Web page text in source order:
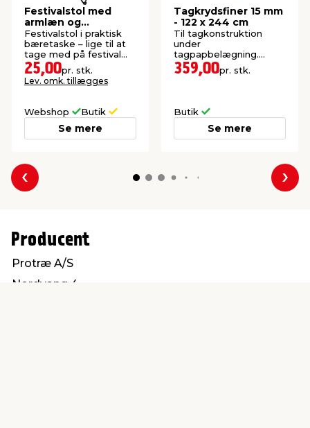
Festivalstol med
armlæn og
kopholder - Sunlife®
Festivalstol i praktisk
bæretaske – lige til at
tage med på festival
eller camping.
25,00pr. stk.
Lev. omk. tillægges
Webshop Butik
Se mere
Tagkrydsfiner 15 mm
- 122 x 244 cm
Til tagkonstruktion
under
tagpapbelægning.
Meget stærk plade.
359,00pr. stk.
Butik
Se mere
Forrige
Producent
Protræ A/S
Nordvang 4